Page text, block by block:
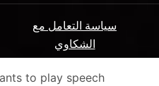
سياسة التعامل مع
الشكاوي
ميثاق المتعاملين
to play speech